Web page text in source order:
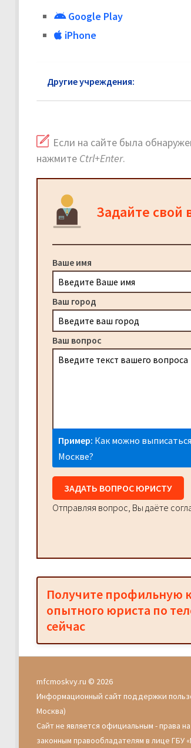
Google Play
iPhone
Другие учреждения:
Если на сайте была
нажмите Ctrl+Enter.
Задайте свой
Ваше имя
Ваш город
Ваш вопрос
Пример: Как можно
Москве?
ЗАДАТЬ ВОПРОС ЮРИСТУ
Отправляя вопрос, Вы даёте
Получите профильную
опытного юриста по
сейчас
mfcmoskvy.ru © 2026
Информационный сайт поддержки
Москва)
Сайт не является официальным - права
законным правообладателям в лице